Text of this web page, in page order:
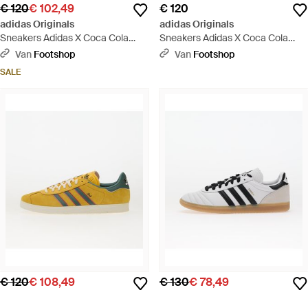
€ 120€ 102,49
adidas Originals
Sneakers Adidas X Coca Cola
Samba Og Ftwr/ Gum 3 Eur -
Van Footshop
SALE
€ 120
adidas Originals
Sneakers Adidas X Coca Cola
Samba Og/ Core/ Cloud Eur -
Van Footshop
€ 120€ 108,49 € 130€ 78,49